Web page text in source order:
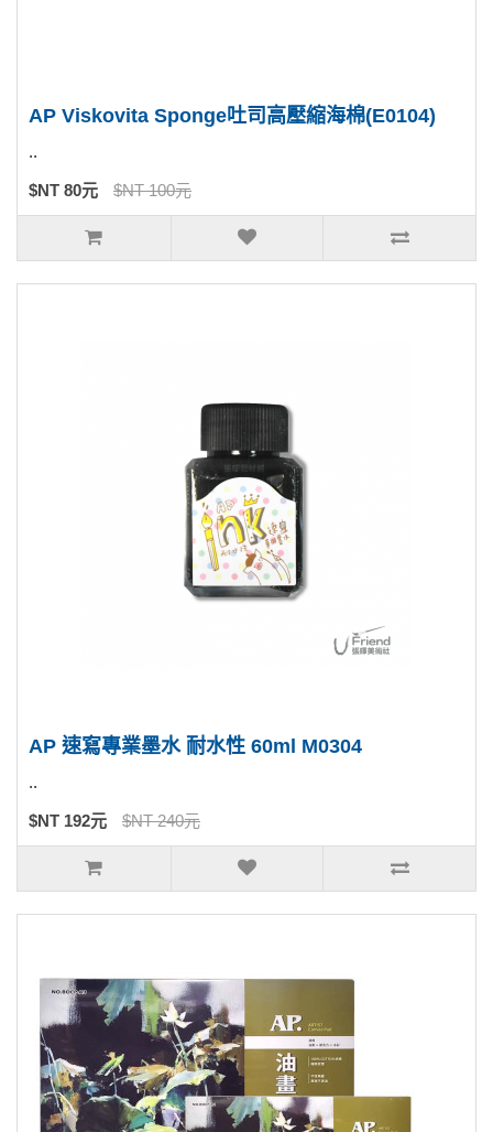
AP Viskovita Sponge吐司高壓縮海棉(E0104)
..
$NT 80元 $NT 100元
AP 速寫專業墨水 耐水性 60ml M0304
..
$NT 192元 $NT 240元